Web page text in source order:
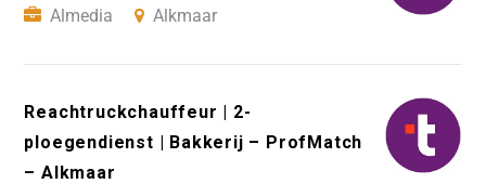
Almedia
Alkmaar
Reachtruckchauffeur | 2-
ploegendienst | Bakkerij – ProfMatch
– Alkmaar